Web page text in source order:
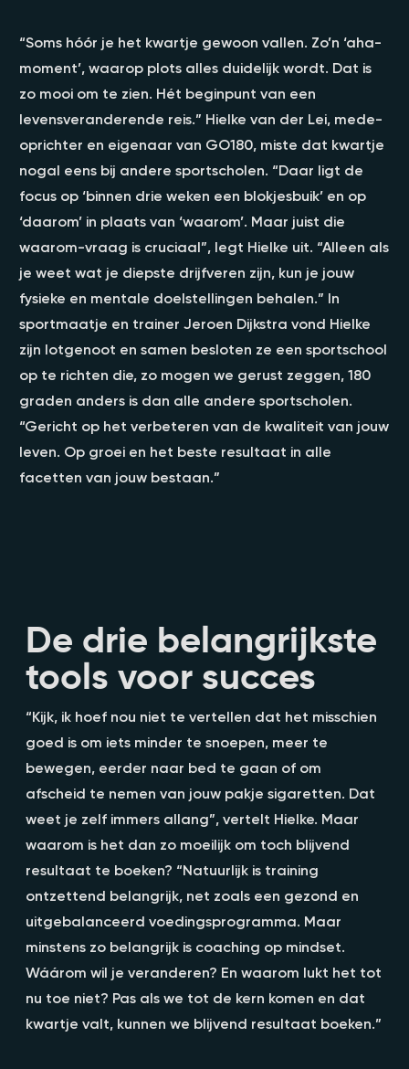
“Soms hóór je het kwartje gewoon vallen. Zo’n ‘aha-
moment’, waarop plots alles duidelijk wordt. Dat is
zo mooi om te zien. Hét beginpunt van een
levensveranderende reis.” Hielke van der Lei, mede-
oprichter en eigenaar van GO180, miste dat kwartje
nogal eens bij andere sportscholen. “Daar ligt de
focus op ‘binnen drie weken een blokjesbuik’ en op
‘daarom’ in plaats van ‘waarom’. Maar juist die
waarom-vraag is cruciaal”, legt Hielke uit. “Alleen als
je weet wat je diepste drijfveren zijn, kun je jouw
fysieke en mentale doelstellingen behalen.” In
sportmaatje en trainer Jeroen Dijkstra vond Hielke
zijn lotgenoot en samen besloten ze een sportschool
op te richten die, zo mogen we gerust zeggen, 180
graden anders is dan alle andere sportscholen.
“Gericht op het verbeteren van de kwaliteit van jouw
leven. Op groei en het beste resultaat in alle
facetten van jouw bestaan.”
De drie belangrijkste
tools voor succes
“Kijk, ik hoef nou niet te vertellen dat het misschien
goed is om iets minder te snoepen, meer te
bewegen, eerder naar bed te gaan of om
afscheid te nemen van jouw pakje sigaretten. Dat
weet je zelf immers allang”, vertelt Hielke. Maar
waarom is het dan zo moeilijk om toch blijvend
resultaat te boeken? “Natuurlijk is training
ontzettend belangrijk, net zoals een gezond en
uitgebalanceerd voedingsprogramma. Maar
minstens zo belangrijk is coaching op mindset.
Wáárom wil je veranderen? En waarom lukt het tot
nu toe niet? Pas als we tot de kern komen en dat
kwartje valt, kunnen we blijvend resultaat boeken.”